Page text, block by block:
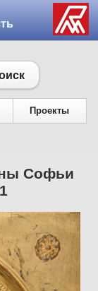
Проекты
Софьи